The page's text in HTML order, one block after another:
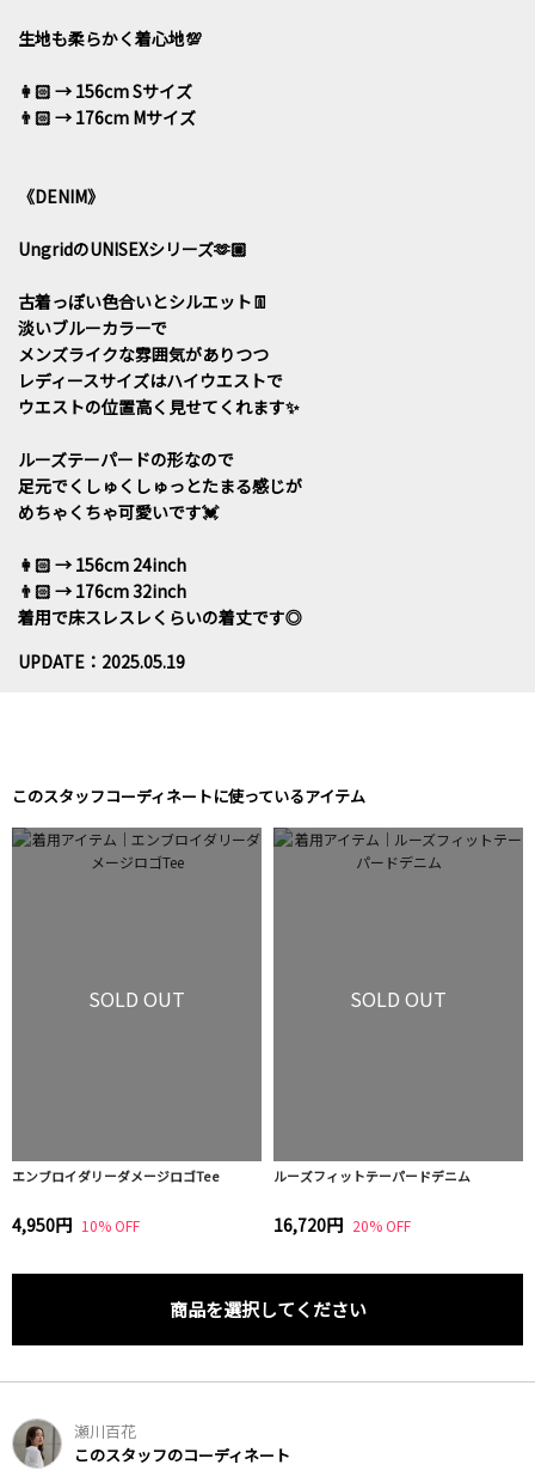
生地も柔らかく着心地💯
👩🏻 → 156cm Sサイズ
👨🏻 → 176cm Mサイズ
《DENIM》
UngridのUNISEXシリーズ🫶🏼
古着っぽい色合いとシルエット👖
淡いブルーカラーで
メンズライクな雰囲気がありつつ
レディースサイズはハイウエストで
ウエストの位置高く見せてくれます✨
ルーズテーパードの形なので
足元でくしゅくしゅっとたまる感じが
めちゃくちゃ可愛いです💓
👩🏻 → 156cm 24inch
👨🏻 → 176cm 32inch
着用で床スレスレくらいの着丈です◎
UPDATE：2025.05.19
このスタッフコーディネートに使っているアイテム
SOLD OUT
エンブロイダリーダメージロゴTee
4,950円 10% OFF
SOLD OUT
ルーズフィットテーパードデニム
16,720円 20% OFF
商品を選択してください
瀬川百花
このスタッフのコーディネート